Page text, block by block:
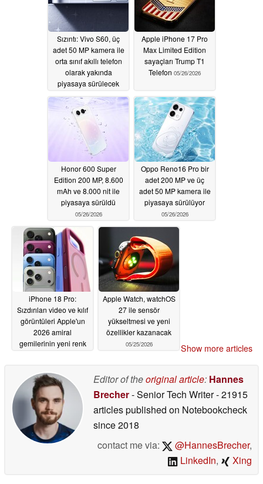
Sızıntı: Vivo S60, üç
adet 50 MP kamera ile
orta sınıf akıllı telefon
olarak yakında
piyasaya sürülecek
05/27/2026
Apple iPhone 17 Pro
Max Limited Edition
sayaçları Trump T1
Telefon 05/26/2026
Honor 600 Super
Edition 200 MP, 8.600
mAh ve 8.000 nit ile
piyasaya sürüldü
05/26/2026
Oppo Reno16 Pro bir
adet 200 MP ve üç
adet 50 MP kamera ile
piyasaya sürülüyor
05/26/2026
iPhone 18 Pro:
Sızdırılan video ve kılıf
görüntüleri Apple'un
2026 amiral
gemilerinin yeni renk
Apple Watch, watchOS
27 ile sensör
yükseltmesi ve yeni
özellikler kazanacak
05/25/2026 Show more articles
Editor of theoriginal article: Hannes
Brecher- Senior Tech Writer- 21915
articles published on Notebookcheck
since 2018
contact me via:
@HannesBrecher,
LinkedIn, Xing